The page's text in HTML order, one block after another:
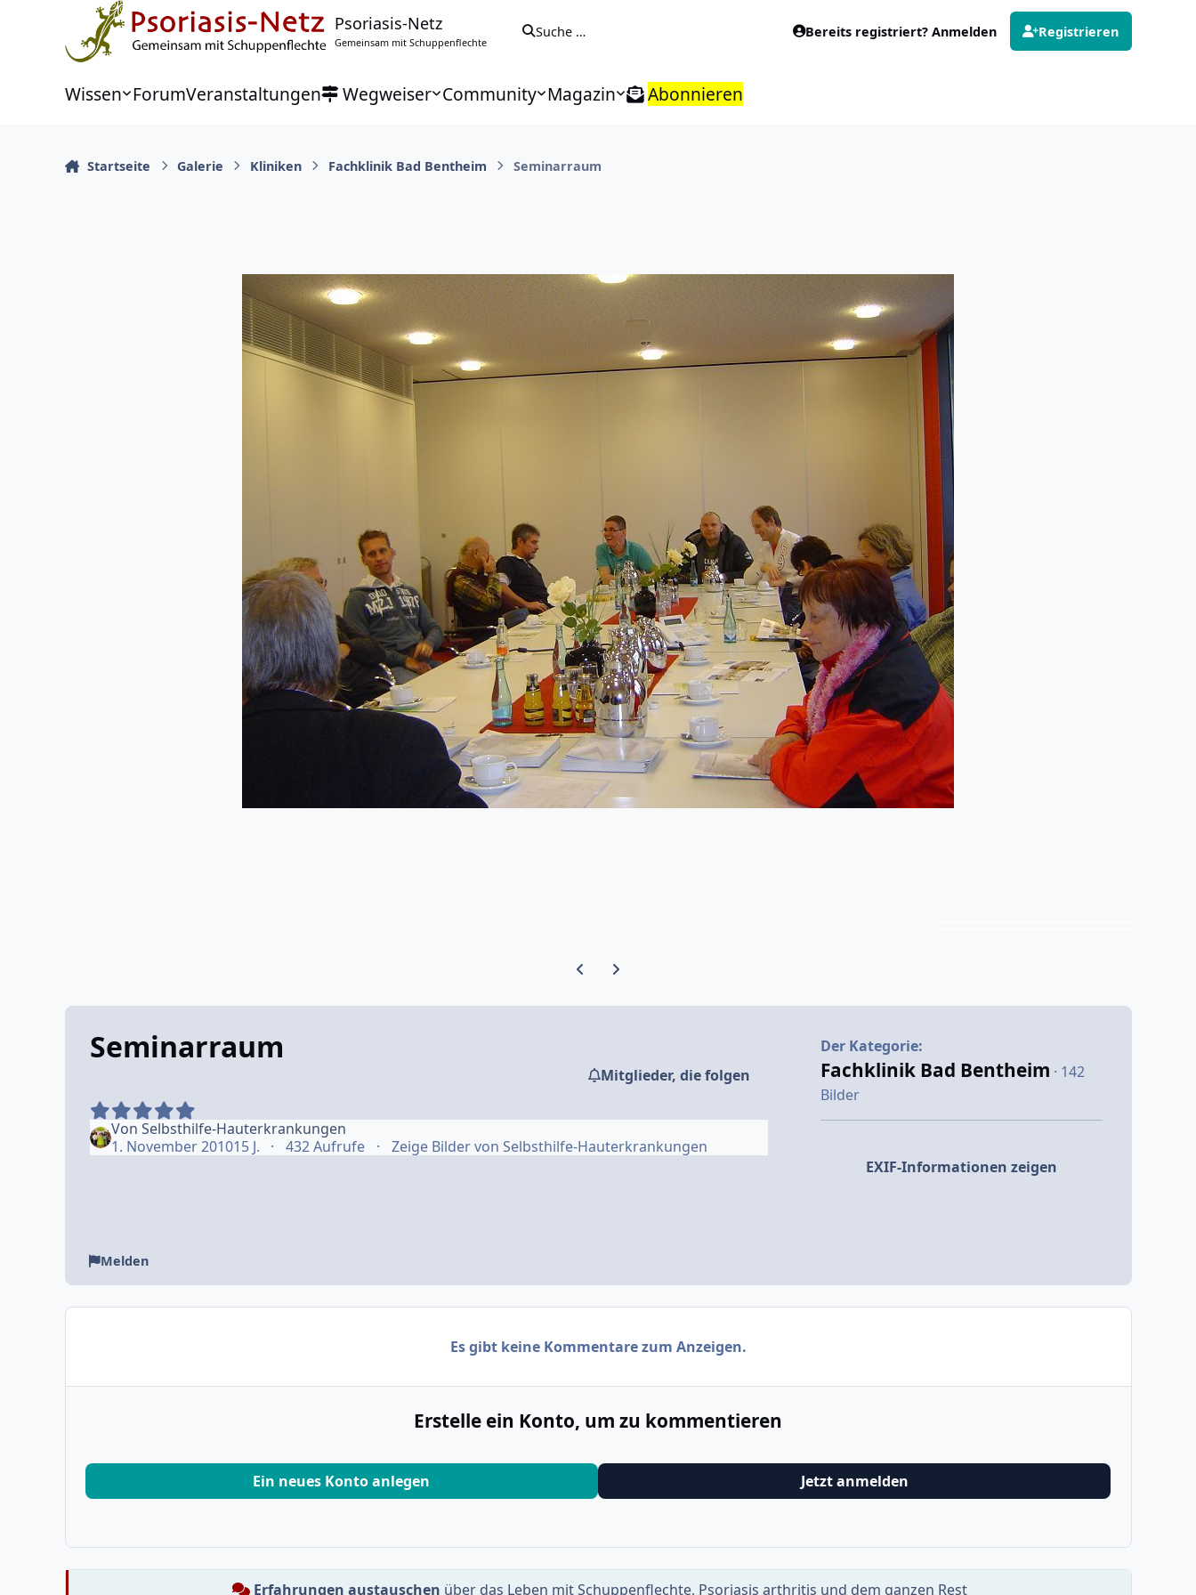
Zu Inhalt springen
Psoriasis-Netz
Gemeinsam mit Schuppenflechte
Suche … Bereits registriert? Anmelden Registrieren
Wissen ForumVeranstaltungen Wegweiser Community Magazin Abonnieren
Startseite Galerie Kliniken Fachklinik Bad Bentheim Seminarraum
Vorherige Karussell-Folie
Nächste Karussell-Folie
Seminarraum
Mitglieder, die folgen
Von Selbsthilfe-Hauterkrankungen
1. November 201015 J. 432 Aufrufe Zeige Bilder von Selbsthilfe-Hauterkrankungen
Melden
Der Kategorie:
Fachklinik Bad Bentheim · 142
Bilder
EXIF-Informationen zeigen
Es gibt keine Kommentare zum Anzeigen.
Erstelle ein Konto, um zu kommentieren
Ein neues Konto anlegen Jetzt anmelden
Erfahrungen austauschen über das Leben mit Schuppenflechte, Psoriasis arthritis und dem ganzen Rest